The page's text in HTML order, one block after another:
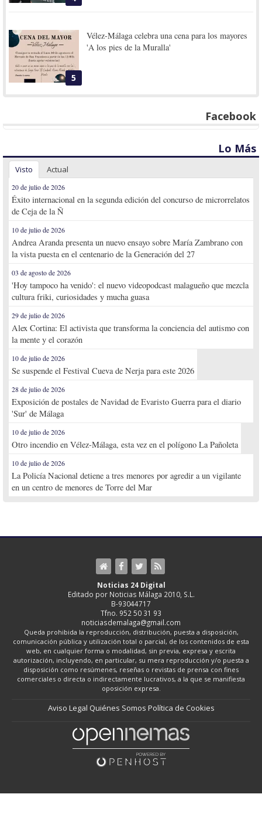
5
Vélez-Málaga celebra una cena para los mayores
'A los pies de la Muralla'
Facebook
Lo Más
Visto Actual
20 de julio de 2026
Éxito internacional en la segunda edición del concurso de microrrelatos
de Ceja de la Ñ
10 de julio de 2026
Andrea Aranda presenta un nuevo ensayo sobre María Zambrano con
la vista puesta en el centenario de la Generación del 27
03 de agosto de 2026
'Hoy tampoco ha venido': el nuevo videopodcast malagueño que mezcla
cultura friki, curiosidades y mucha guasa
29 de julio de 2026
Alex Cortina: El activista que transforma la conciencia del autismo con
la mente y el corazón
10 de julio de 2026
Se suspende el Festival Cueva de Nerja para este 2026
28 de julio de 2026
Exposición de postales de Navidad de Evaristo Guerra para el diario
'Sur' de Málaga
10 de julio de 2026
Otro incendio en Vélez-Málaga, esta vez en el polígono La Pañoleta
10 de julio de 2026
La Policía Nacional detiene a tres menores por agredir a un vigilante
en un centro de menores de Torre del Mar
Noticias 24 Digital
Editado por Noticias Málaga 2010, S.L.
B-93044717
Tfno. 952 50 31 93
noticiasdemalaga@gmail.com
Queda prohibida la reproducción, distribución, puesta a disposición,
comunicación pública y utilización total o parcial, de los contenidos de esta
web, en cualquier forma o modalidad, sin previa, expresa y escrita
autorización, incluyendo, en particular, su mera reproducción y/o puesta a
disposición como resúmenes, reseñas o revistas de prensa con fines
comerciales o directa o indirectamente lucrativos, a la que se manifiesta
oposición expresa.
Aviso Legal Quiénes Somos Política de Cookies